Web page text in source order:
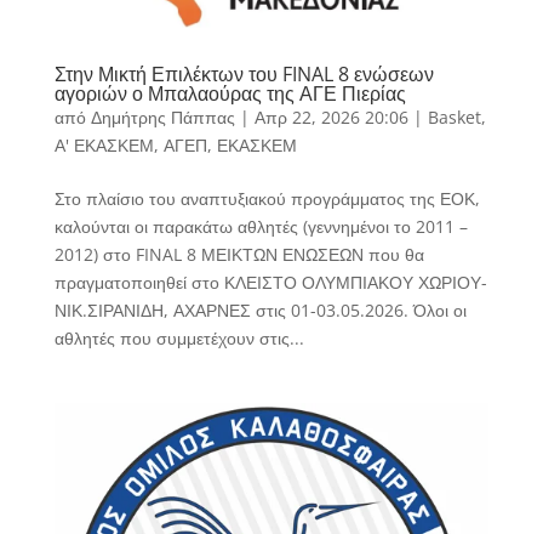
Στην Μικτή Επιλέκτων του FINAL 8 ενώσεων
αγοριών ο Μπαλαούρας της ΑΓΕ Πιερίας
από Δημήτρης Πάππας | Απρ 22, 2026 20:06| Basket,
Α' ΕΚΑΣΚΕΜ, ΑΓΕΠ, ΕΚΑΣΚΕΜ
Στο πλαίσιο του αναπτυξιακού προγράμματος της ΕΟΚ,
καλούνται οι παρακάτω αθλητές (γεννημένοι το 2011 –
2012) στο FINAL 8 ΜΕΙΚΤΩΝ ΕΝΩΣΕΩΝ που θα
πραγματοποιηθεί στο ΚΛΕΙΣΤΟ ΟΛΥΜΠΙΑΚΟΥ ΧΩΡΙΟΥ-
ΝΙΚ.ΣΙΡΑΝΙΔΗ, ΑΧΑΡΝΕΣ στις 01-03.05.2026. Όλοι οι
αθλητές που συμμετέχουν στις...